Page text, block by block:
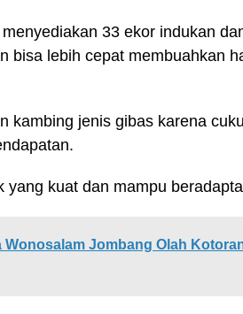
33 ekor indukan
bisa lebih cepat membuahkan
kambing jenis gibas karena
yang kuat dan mampu
Wonosalam Jombang Olah